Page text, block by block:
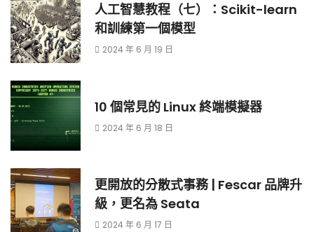
人工智慧教程（七）：Scikit-learn
和訓練第一個模型
2024 年 6 月 19 日
10 個常見的 Linux 終端模擬器
2024 年 6 月 18 日
更開放的分散式事務 | Fescar 品牌升
級，更名為 Seata
2024 年 6 月 17 日